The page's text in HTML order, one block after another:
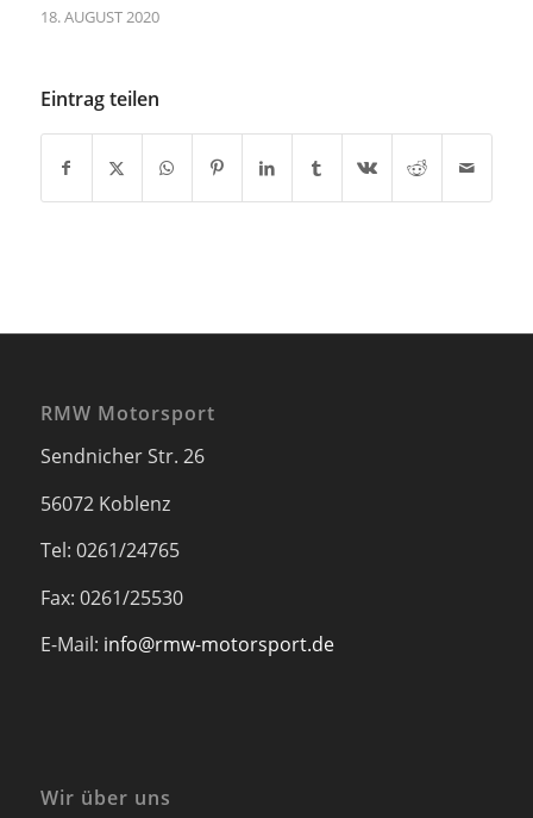
18. AUGUST 2020
Eintrag teilen
RMW Motorsport
Sendnicher Str. 26
56072 Koblenz
Tel: 0261/24765
Fax: 0261/25530
E-Mail: info@rmw-motorsport.de
Wir über uns